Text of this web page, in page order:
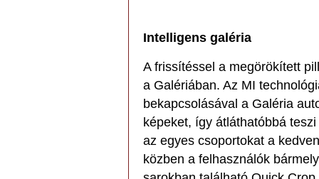
Intelligens galéria
A frissítéssel a megörökített
a Galériában. Az MI
bekapcsolásával a Galéria
képeket, így átláthatóbbá
az egyes csoportokat a
közben a felhasználók